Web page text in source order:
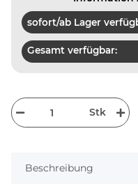
sofort/ab Lager
Gesamt verfügbar:
Stk
Beschreibung